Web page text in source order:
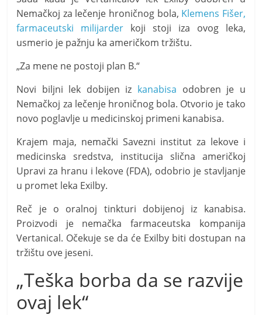
t
i
v
i
h
v
i
e
s
t
Nemačkoj za lečenje hroničnog bola, Klemens Fišer,
farmaceutski milijarder koji stoji iza ovog leka,
usmerio je pažnju ka američkom tržištu.
„Za mene ne postoji plan B.“
Novi biljni lek dobijen iz kanabisa odobren je u
Nemačkoj za lečenje hroničnog bola. Otvorio je tako
novo poglavlje u medicinskoj primeni kanabisa.
Krajem maja, nemački Savezni institut za lekove i
medicinska sredstva, institucija slična američkoj
Upravi za hranu i lekove (FDA), odobrio je stavljanje
u promet leka Exilby.
Reč je o oralnoj tinkturi dobijenoj iz kanabisa.
Proizvodi je nemačka farmaceutska kompanija
Vertanical. Očekuje se da će Exilby biti dostupan na
tržištu ove jeseni.
„Teška borba da se razvije
ovaj lek“